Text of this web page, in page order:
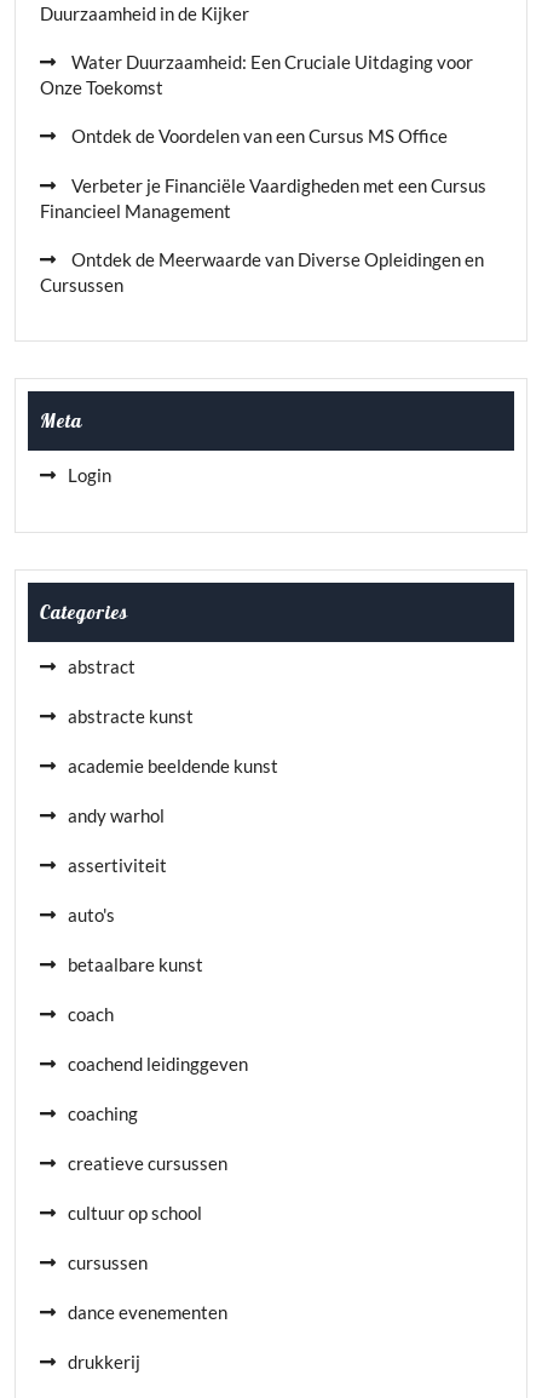
Duurzaamheid in de Kijker
Water Duurzaamheid: Een Cruciale Uitdaging voor
Onze Toekomst
Ontdek de Voordelen van een Cursus MS Office
Verbeter je Financiële Vaardigheden met een Cursus
Financieel Management
Ontdek de Meerwaarde van Diverse Opleidingen en
Cursussen
Meta
Login
Categories
abstract
abstracte kunst
academie beeldende kunst
andy warhol
assertiviteit
auto's
betaalbare kunst
coach
coachend leidinggeven
coaching
creatieve cursussen
cultuur op school
cursussen
dance evenementen
drukkerij